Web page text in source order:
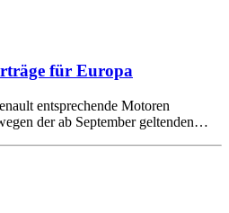
für Europa
entsprechende Motoren
der ab September geltenden…